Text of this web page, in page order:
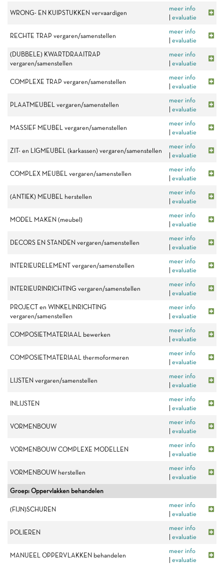
WRONG- EN KUIPSTUKKEN vervaardigen
meer info
evaluatie
RECHTE TRAP vergaren/samenstellen
meer info
evaluatie
(DUBBELE) KWARTDRAAITRAP
vergaren/samenstellen
meer info
evaluatie
COMPLEXE TRAP vergaren/samenstellen
meer info
evaluatie
PLAATMEUBEL vergaren/samenstellen
meer info
evaluatie
MASSIEF MEUBEL vergaren/samenstellen
meer info
evaluatie
ZIT- en LIGMEUBEL (karkassen) vergaren/samenstellen
meer info
evaluatie
COMPLEX MEUBEL vergaren/samenstellen
meer info
evaluatie
(ANTIEK) MEUBEL herstellen
meer info
evaluatie
MODEL MAKEN (meubel)
meer info
evaluatie
DECORS EN STANDEN vergaren/samenstellen
meer info
evaluatie
INTERIEURELEMENT vergaren/samenstellen
meer info
evaluatie
INTERIEURINRICHTING vergaren/samenstellen
meer info
evaluatie
PROJECT en WINKELINRICHTING
vergaren/samenstellen
meer info
evaluatie
COMPOSIETMATERIAAL bewerken
meer info
evaluatie
COMPOSIETMATERIAAL thermoformeren
meer info
evaluatie
LIJSTEN vergaren/samenstellen
meer info
evaluatie
INLIJSTEN
meer info
evaluatie
VORMENBOUW
meer info
evaluatie
VORMENBOUW COMPLEXE MODELLEN
meer info
evaluatie
VORMENBOUW herstellen
meer info
evaluatie
Groep: Oppervlakken behandelen
(FIJN)SCHUREN
meer info
evaluatie
POLIEREN
meer info
evaluatie
MANUEEL OPPERVLAKKEN behandelen
meer info
evaluatie